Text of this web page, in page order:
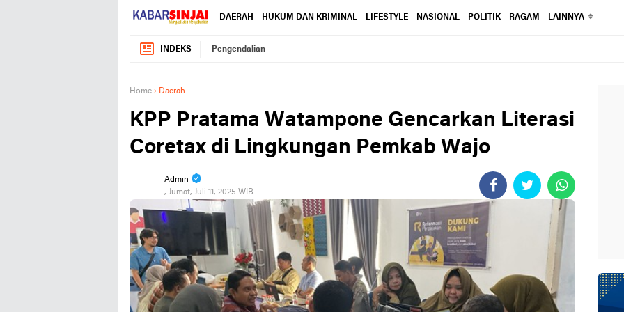
DAERAH HUKUM DAN KRIMINAL LIFESTYLE NASIONAL POLITIK RAGAM LAINNYA
INDEKS Pengendalian
Home › Daerah
KPP Pratama Watampone Gencarkan Literasi
Coretax di Lingkungan Pemkab Wajo
Admin
, Jumat, Juli 11, 2025 WIB